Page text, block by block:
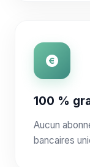
100 %
Aucun
bancaires